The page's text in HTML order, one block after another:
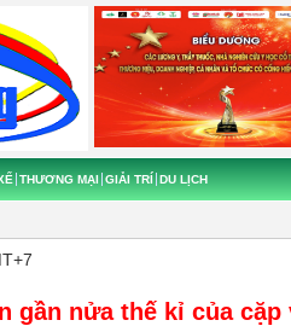
THƯƠNG MẠI GIẢI TRÍ DU LỊCH
gần nửa thế kỉ của cặp